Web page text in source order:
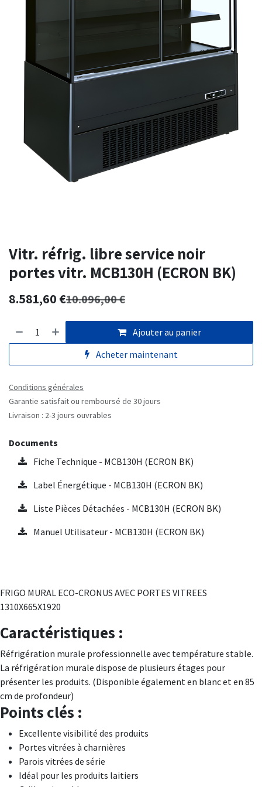
Vitr. réfrig. libre service noir
portes vitr. MCB130H (ECRON BK)
8.581,60€10.096,00€
Ajouter au panier
Acheter maintenant
Conditions générales
Garantie satisfait ou remboursé de 30 jours
Livraison : 2-3 jours ouvrables
Documents
Fiche Technique - MCB130H (ECRON BK)
Label Énergétique - MCB130H (ECRON BK)
Liste Pièces Détachées - MCB130H (ECRON BK)
Manuel Utilisateur - MCB130H (ECRON BK)
FRIGO MURAL ECO-CRONUS AVEC PORTES VITREES
1310X665X1920
Caractéristiques :
Réfrigération murale professionnelle avec température stable.
La réfrigération murale dispose de plusieurs étages pour
présenter les produits. (Disponible également en blanc et en 85
cm de profondeur)
Points clés :
Excellente visibilité des produits
Portes vitrées à charnières
Parois vitrées de série
Idéal pour les produits laitiers